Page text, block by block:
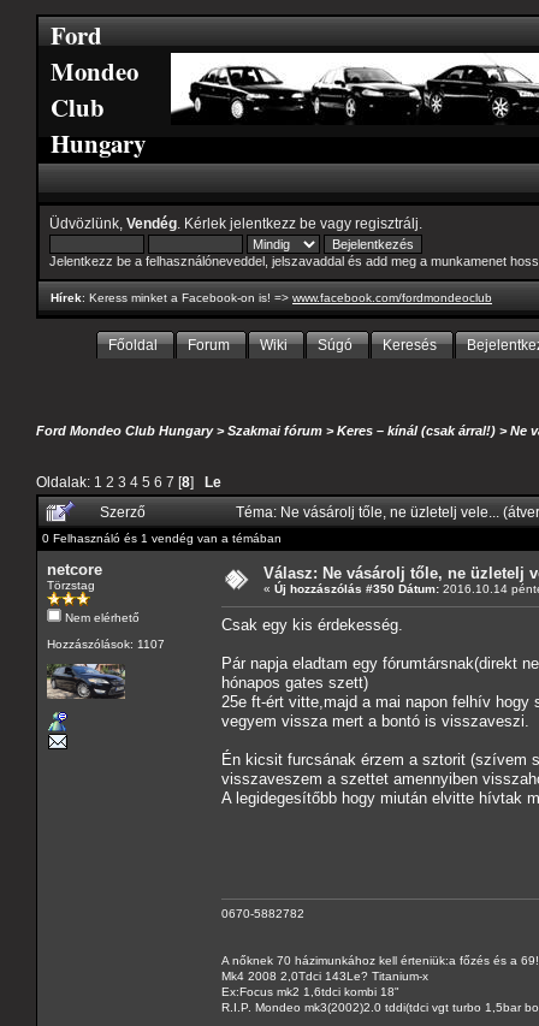
Ford
Mondeo
Club
Hungary
Üdvözlünk, Vendég . Kérlek jelentkezz be vagy regisztrálj
Jelentkezz be a felhasználóneveddel, jelszavaddal és add meg a munkamenet
Hírek: Keress minket a Facebook-on is! => www.facebook.com/fordmondeoclub
Főoldal Forum Wiki Súgó Keresés
Ford Mondeo Club Hungary>Szakmai fórum >Keres – kínál (csak árral!) >Ne
Oldalak: 1 2 3 4 5 6 7 [8] Le
Szerző
Téma: Ne vásárolj tőle, ne üzletelj vele...
0 Felhasználó és 1 vendég van a témában
netcore
Törzstag
Nem elérhető
Hozzászólások: 1107
Válasz: Ne vásárolj tőle, ne üzletelj
« Új hozzászólás #350 Dátum: 2016.10.14
Csak egy kis érdekesség.
Pár napja eladtam egy fórumtársnak(direkt
hónapos gates szett)
25e ft-ért vitte,majd a mai napon felhív
vegyem vissza mert a bontó is visszaveszi.
Én kicsit furcsának érzem a sztorit (szívem
visszaveszem a szettet amennyiben
A legidegesítőbb hogy miután elvitte hívtak
0670-5882782
A nőknek 70 házimunkához kell érteniük:a főzés és a 69!
Mk4 2008 2,0Tdci 143Le? Titanium-x
Ex:Focus mk2 1,6tdci kombi 18"
R.I.P. Mondeo mk3(2002)2.0 tddi(tdci vgt turbo 1,5bar